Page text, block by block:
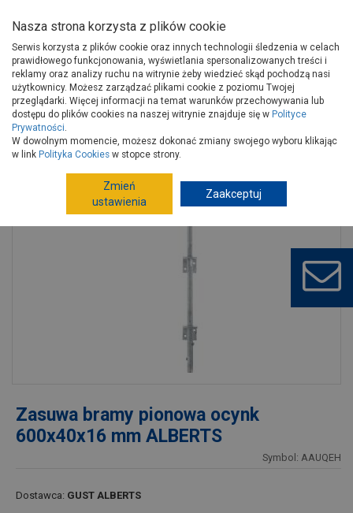
Strona główna Budowa i remont
Bramy
Akcesoria do bram
Automatyka, akcesoria do bram
Zasuwa bramy pionowa ocynk 600x40x16 mm ALBERTS
Zasuwa bramy pionowa ocynk
600x40x16 mm ALBERTS
Symbol: AAUQEH
Dostawca: GUST ALBERTS
Nasza strona korzysta z plików cookie
Serwis korzysta z plików cookie oraz innych technologii śledzenia w celach
prawidłowego funkcjonowania, wyświetlania spersonalizowanych treści i
reklamy oraz analizy ruchu na witrynie żeby wiedzieć skąd pochodzą nasi
użytkownicy. Możesz zarządzać plikami cookie z poziomu Twojej
przeglądarki. Więcej informacji na temat warunków przechowywania lub
dostępu do plików cookies na naszej witrynie znajduje się w Polityce
Prywatności.
W dowolnym momencie, możesz dokonać zmiany swojego wyboru klikając
w link Polityka Cookies w stopce strony.
Zmień
ustawienia
Zaakceptuj